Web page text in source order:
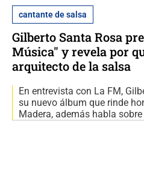
cantante de salsa
Gilberto Santa Rosa
Música" y revela por
arquitecto de la salsa
En entrevista con La FM,
su nuevo álbum que rinde
Madera, además habla